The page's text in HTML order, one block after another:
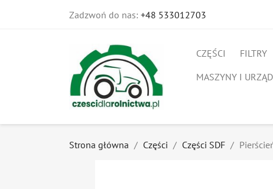
Zadzwoń do nas: +48 533012703
CZĘŚCI FILTRY
MASZYNY I
Strona główna Części Części SDF